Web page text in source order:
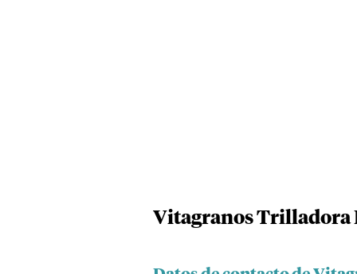
Vitagranos Trilladora